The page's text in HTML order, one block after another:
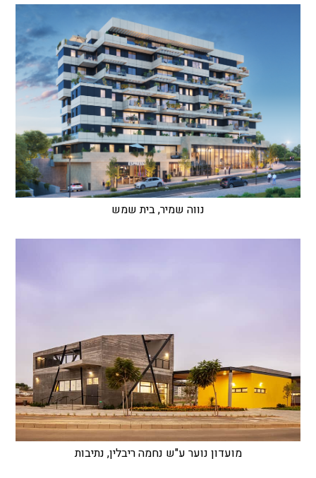
נווה שמיר, בית שמש
מועדון נוער ע"ש נחמה ריבלין, נתיבות